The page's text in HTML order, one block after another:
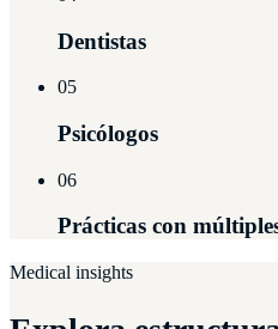
Dentistas
05
Psicólogos
06
Prácticas con
Medical insights